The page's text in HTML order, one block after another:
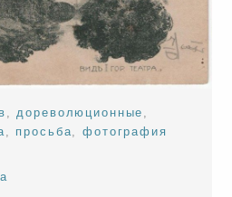
дореволюционные
просьба ,фотография